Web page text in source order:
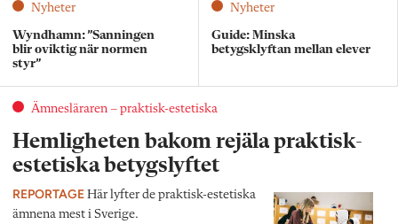
Nyheter
Wyndhamn: ”Sanningen
blir oviktig när normen
styr”
Nyheter
Guide: Minska
betygsklyftan mellan elever
Ämnesläraren – praktisk-estetiska
Hemligheten bakom rejäla praktisk-
estetiska betygslyftet
REPORTAGE Här lyfter de praktisk-estetiska
ämnena mest i Sverige.